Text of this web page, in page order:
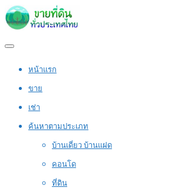
หน้าแรก
ขาย
เช่า
ค้นหาตามประเภท
บ้านเดี่ยว บ้านแฝด
คอนโด
ที่ดิน